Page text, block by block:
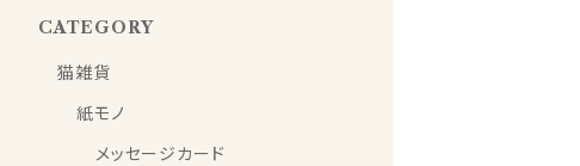
CATEGORY
猫雑貨
紙モノ
メッセージカード